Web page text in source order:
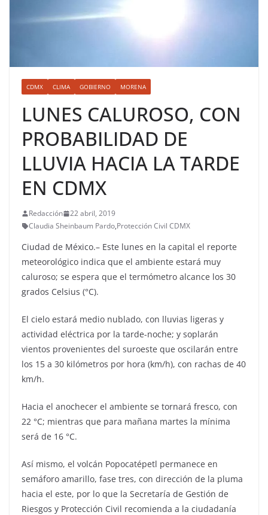
CDMX CLIMA GOBIERNO MORENA
LUNES CALUROSO, CON
PROBABILIDAD DE
LLUVIA HACIA LA TARDE
EN CDMX
Redacción
22 abril, 2019
Claudia Sheinbaum Pardo,Protección Civil CDMX
Ciudad de México.– Este lunes en la capital el reporte
meteorológico indica que el ambiente estará muy
caluroso; se espera que el termómetro alcance los 30
grados Celsius (°C).
El cielo estará medio nublado, con lluvias ligeras y
actividad eléctrica por la tarde-noche; y soplarán
vientos provenientes del suroeste que oscilarán entre
los 15 a 30 kilómetros por hora (km/h), con rachas de 40
km/h.
Hacia el anochecer el ambiente se tornará fresco, con
22 °C; mientras que para mañana martes la mínima
será de 16 °C.
Así mismo, el volcán Popocatépetl permanece en
semáforo amarillo, fase tres, con dirección de la pluma
hacia el este, por lo que la Secretaría de Gestión de
Riesgos y Protección Civil recomienda a la ciudadanía